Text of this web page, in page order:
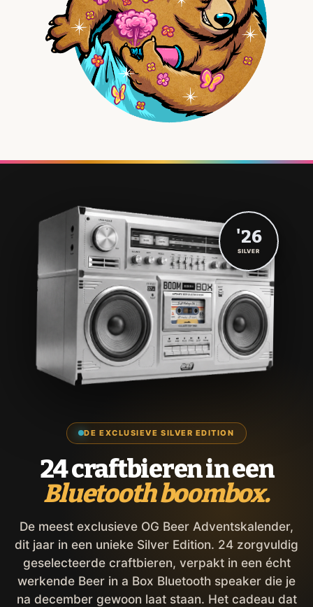
DE EXCLUSIEVE SILVER EDITION
24 craftbieren in een
Bluetooth boombox.
De meest exclusieve OG Beer Adventskalender,
dit jaar in een unieke Silver Edition. 24 zorgvuldig
geselecteerde craftbieren, verpakt in een écht
werkende Beer in a Box Bluetooth speaker die je
na december gewoon laat staan. Het cadeau dat
'26
SILVER